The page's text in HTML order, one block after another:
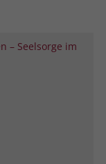
– Seelsorge im